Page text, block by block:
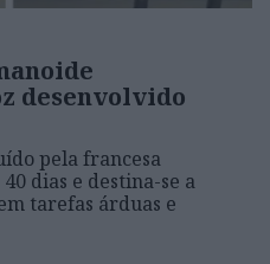
desenvolvido
pela francesa
dias e destina-se a
tarefas árduas e